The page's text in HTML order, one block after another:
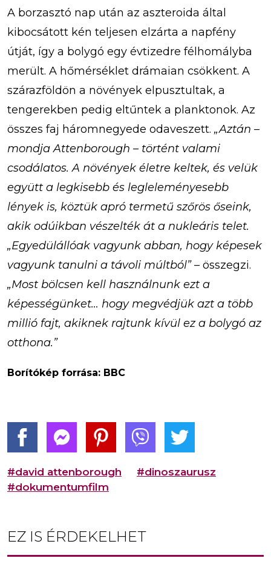
A borzasztó nap után az aszteroida által
kibocsátott kén teljesen elzárta a napfény
útját, így a bolygó egy évtizedre félhomályba
merült. A hőmérséklet drámaian csökkent. A
szárazföldön a növények elpusztultak, a
tengerekben pedig eltűntek a planktonok. Az
összes faj háromnegyede odaveszett. „Aztán –
mondja Attenborough – történt valami
csodálatos. A növények életre keltek, és velük
együtt a legkisebb és legleleményesebb
lények is, köztük apró termetű szőrös őseink,
akik odúikban vészelték át a nukleáris telet.
„Egyedülállóak vagyunk abban, hogy képesek
vagyunk tanulni a távoli múltból”– összegzi.
„Most bölcsen kell használnunk ezt a
képességünket… hogy megvédjük azt a több
millió fajt, akiknek rajtunk kívül ez a bolygó az
otthona.”
Borítókép forrása: BBC
#david attenborough
#dinoszaurusz
#dokumentumfilm
EZ IS ÉRDEKELHET